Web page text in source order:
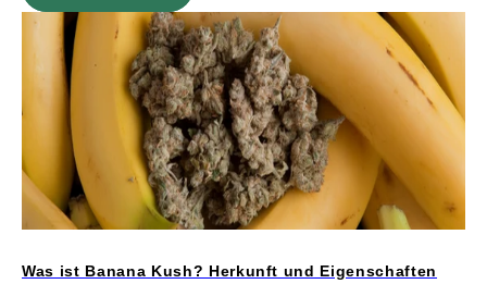
Was ist Banana Kush? Herkunft und Eigenschaften